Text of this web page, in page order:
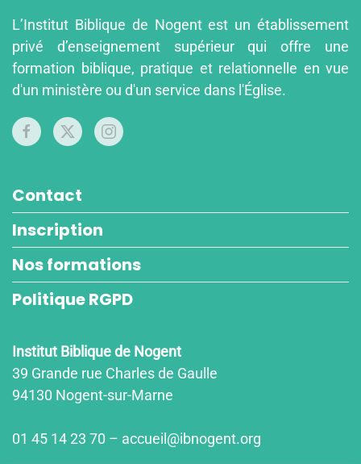
L’Institut Biblique de Nogent est un établissement
privé d’enseignement supérieur qui offre une
formation biblique, pratique et relationnelle en vue
d'un ministère ou d'un service dans l'Église.
Contact
Inscription
Nos formations
Politique RGPD
Institut Biblique de Nogent
39 Grande rue Charles de Gaulle
94130 Nogent-sur-Marne
01 45 14 23 70 – accueil@ibnogent.org